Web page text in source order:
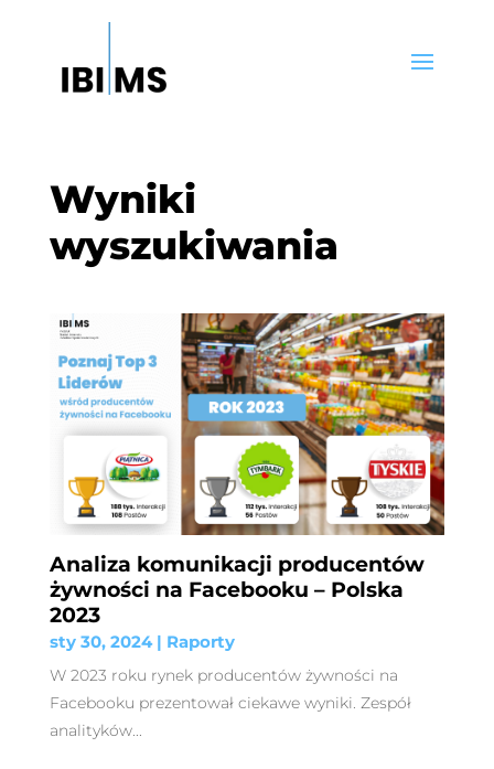
Wyniki
wyszukiwania
Analiza komunikacji producentów
żywności na Facebooku – Polska
2023
sty 30, 2024| Raporty
W 2023 roku rynek producentów żywności na
Facebooku prezentował ciekawe wyniki. Zespół
analityków...